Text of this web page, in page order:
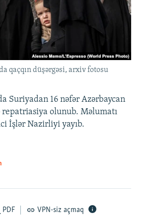
qaçqın düşərgəsi, arxiv fotosu
Suriyadan 16 nəfər Azərbaycan
repatriasiya olunub. Məlumatı
İşlər Nazirliyi yayıb.
PDF VPN-siz açmaq